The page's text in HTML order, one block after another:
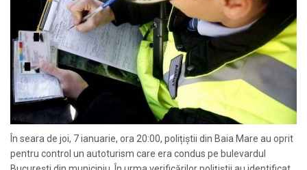
În seara de joi, 7 ianuarie, ora 20:00, polițiștii din Baia Mare au oprit
pentru control un autoturism care era condus pe bulevardul